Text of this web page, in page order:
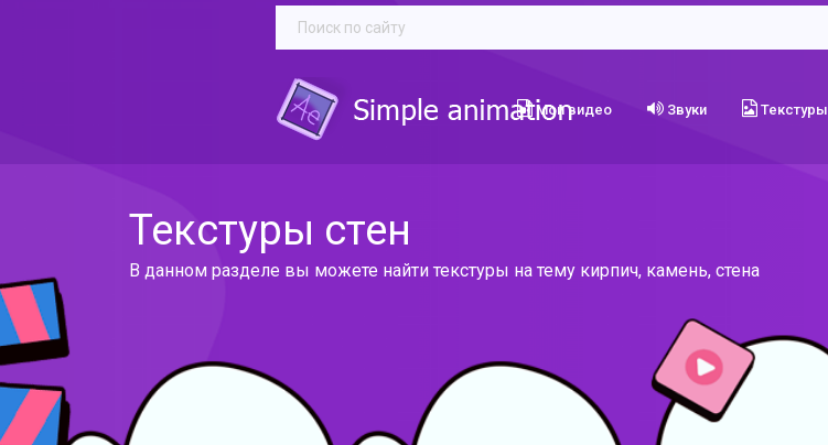
Мои видео Звуки Текстуры
Текстуры стен
В данном разделе вы можете найти текстуры на тему кирпич, камень, стена